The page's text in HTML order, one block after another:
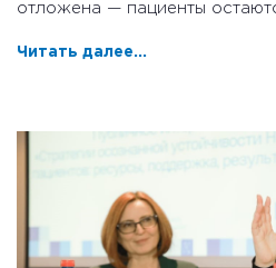
отложена — пациенты
Читать далее...